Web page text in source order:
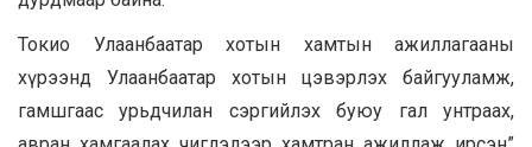
Токио Улаанбаатар хотын хамтын ажиллагааны
хүрээнд Улаанбаатар хотын цэвэрлэх байгууламж,
гамшгаас урьдчилан сэргийлэх буюу гал унтраах,